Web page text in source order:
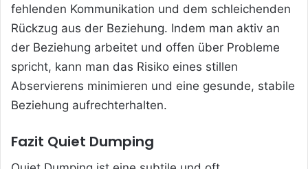
fehlenden Kommunikation und dem schleichenden
Rückzug aus der Beziehung. Indem man aktiv an
der Beziehung arbeitet und offen über Probleme
spricht, kann man das Risiko eines stillen
Abservierens minimieren und eine gesunde, stabile
Beziehung aufrechterhalten.
Fazit Quiet Dumping